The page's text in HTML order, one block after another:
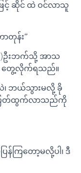
င့် ဆိုင် ထဲ ဝင်လာသူ
န်း’”
)ဦးဘက်သို့ အာသ
တွေ့လိုက်ရသည်။
၊ ဘယ်သွားမလို့ ခို
ပြတ်ထွက်လာသည်ကို
န်ကြတော့မလို့ပါ၊ ဒီ